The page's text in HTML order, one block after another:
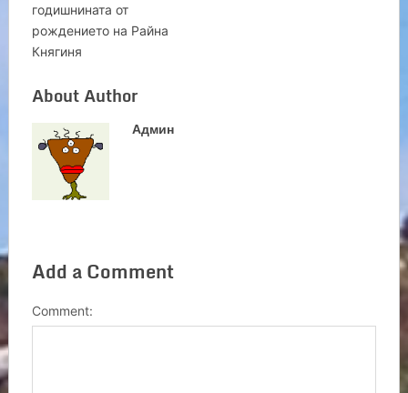
годишнината от
рождението на Райна
Княгиня
About Author
Админ
Add a Comment
Comment: